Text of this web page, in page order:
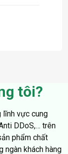
tôi?
lĩnh vực cung
DDoS,… trên
phẩm chất
ngàn khách hàng